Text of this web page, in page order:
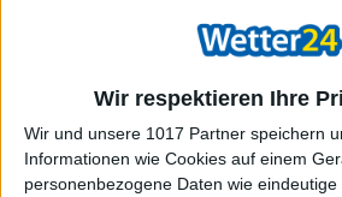
Wir respektieren Ihre
Wir und unsere 1017 Partner speichern
Informationen wie Cookies auf einem
personenbezogene Daten wie